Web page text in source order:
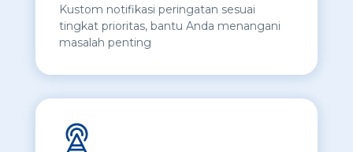
Kustom notifikasi peringatan sesuai
tingkat prioritas, bantu Anda menangani
masalah penting